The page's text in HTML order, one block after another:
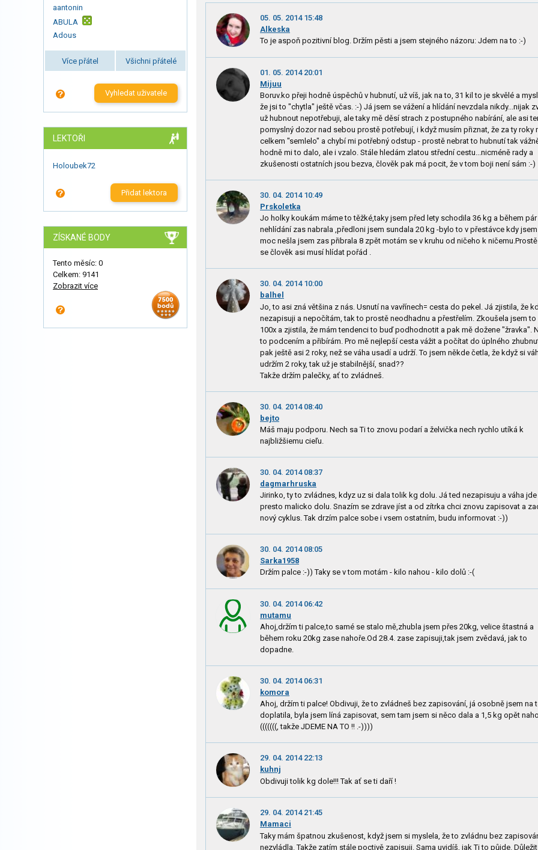
aantonin
ABULA
Adous
Více přátel Všichni přátelé
Vyhledat uživatele
LEKTOŘI
Holoubek72
Přidat lektora
ZÍSKANÉ BODY
Tento měsíc: 0
Celkem: 9141
Zobrazit více
05. 05. 2014 15:48
Alkeska
To je aspoň pozitivní blog. Držím pěsti a jsem stejného názoru: Jdem na to :-)
01. 05. 2014 20:01
Mijuu
Boruv.ko přeji hodně úspěchů v hubnutí, už víš, jak na to, 31 kil to je skvělé a
že jsi to "chytla" ještě včas. :-) Já jsem se vážení a hlídání nevzdala nikdy...nijak
už hubnout nepotřebuji, ale taky mě děsí strach z postupného nabírání, ale asi
pomyslný dozor nad sebou prostě potřebují, i když musím přiznat, že za ty roky
celkem "semlelo" a chybí mi potřebný odstup - prostě nebrat to hubnutí tak
hodně mi to dalo, ale i vzalo. Stále hledám zlatou střední cestu...nicméně rady a
zkušenosti ostatních jsou bezva, člověk pak má pocit, že v tom boji není sám :-)
30. 04. 2014 10:49
Prskoletka
Jo holky koukám máme to těžké,taky jsem před lety schodila 36 kg a během
nehlídání zas nabrala ,předloni jsem sundala 20 kg -bylo to v přestávce kdy
moc nešla jsem zas přibrala 8 zpět motám se v kruhu od ničeho k
se člověk asi musí hlídat pořád .
30. 04. 2014 10:00
balhel
Jo, to asi zná většina z nás. Usnutí na vavřínech= cesta do pekel. Já zjistila, že
nezapisuji a nepočítám, tak to prostě neodhadnu a přestřelím. Zkoušela jsem to
100x a zjistila, že mám tendenci to buď podhodnotit a pak mě dožene "žravka".
to podcením a přibírám. Pro mě nejlepší cesta vážit a počítat do úplného
pak ještě asi 2 roky, než se váha usadí a udrží. To jsem někde četla, že když si
udržím 2 roky, tak už je stabilnější, snad??
Takže držím palečky, ať to zvládneš.
30. 04. 2014 08:40
bejto
Máš maju podporu. Nech sa Ti to znovu podarí a želvička nech rychlo utíká k
najbližšiemu cieľu.
30. 04. 2014 08:37
dagmarhruska
Jirinko, ty to zvládnes, kdyz uz si dala tolik kg dolu. Já ted nezapisuju a váha jde
presto malicko dolu. Snazím se zdrave jíst a od zítrka chci znovu zapisovat a
nový cyklus. Tak drzím palce sobe i vsem ostatním, budu informovat :-))
30. 04. 2014 08:05
Sarka1958
Držím palce :-)) Taky se v tom motám - kilo nahou - kilo dolů :-(
30. 04. 2014 06:42
mutamu
Ahoj,držím ti palce,to samé se stalo mě,zhubla jsem přes 20kg, velice štastná a
během roku 20kg zase nahoře.Od 28.4. zase zapisuji,tak jsem zvědavá, jak to
dopadne.
30. 04. 2014 06:31
komora
Ahoj, držím ti palce! Obdivuji, že to zvládneš bez zapisování, já osobně jsem na
doplatila, byla jsem líná zapisovat, sem tam jsem si něco dala a 1,5 kg opět
(((((((, takže JDEME NA TO !! .-))))
29. 04. 2014 22:13
kuhnj
Obdivuji tolik kg dole!!! Tak ať se ti daří !
29. 04. 2014 21:45
Mamaci
Taky mám špatnou zkušenost, když jsem si myslela, že to zvládnu bez
nezvládla. Takže zatím stále poctivě zapisuji. Sama uvidíš, jak Ti to půjde.